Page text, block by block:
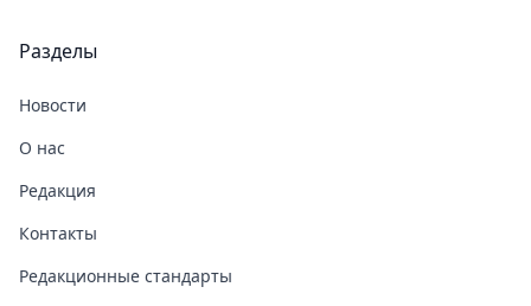
Разделы
Новости
О нас
Редакция
Контакты
Редакционные стандарты